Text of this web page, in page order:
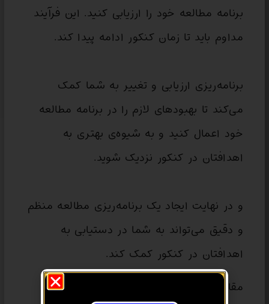
برنامه مطالعه خود را ارزیابی کنید. این فرآیند
مداوم باید تا زمان کنکور ادامه پیدا کند.
برنامه‌ریزی ارزیابی و تغییر به شما کمک
می‌کند تا بهبودهای لازم را در برنامه مطالعه
خود اعمال کنید و به شیوه‌ی بهتری به
اهدافتان در کنکور نزدیک شوید.
و در نهایت ایجاد یک برنامه‌ریزی مطالعه منظم
و دقیق می‌تواند به شما در دستیابی به
اهدافتان در کنکور کمک کند.
مقاله های مرتبط :